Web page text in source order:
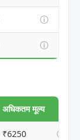
ⓘ
ⓘ
अधिकतम मूल्य
₹6250 ⓘ